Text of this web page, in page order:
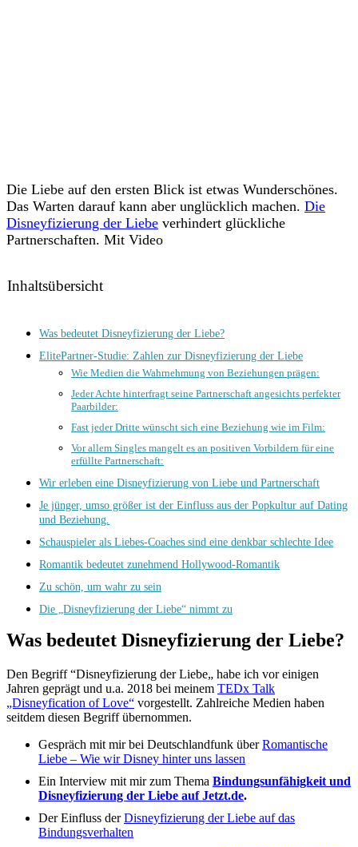
Die Liebe auf den ersten Blick ist etwas Wunderschönes.
Das Warten darauf kann aber unglücklich machen. Die
Disneyfizierung der Liebe verhindert glückliche
Partnerschaften. Mit Video
Inhaltsübersicht
Was bedeutet Disneyfizierung der Liebe?
ElitePartner-Studie: Zahlen zur Disneyfizierung der Liebe
Wie Medien die Wahrnehmung von Beziehungen prägen:
Jeder Achte hinterfragt seine Partnerschaft angesichts perfekter
Paarbilder:
Fast jeder Dritte wünscht sich eine Beziehung wie im Film:
Vor allem Singles mangelt es an positiven Vorbildern für eine
erfüllte Partnerschaft:
Wir erleben eine Disneyfizierung von Liebe und Partnerschaft
Je jünger, umso größer ist der Einfluss aus der Popkultur auf Dating
und Beziehung.
Schauspieler als Liebes-Coaches sind eine denkbar schlechte Idee
Romantik bedeutet zunehmend Hollywood-Romantik
Zu schön, um wahr zu sein
Die „Disneyfizierung der Liebe“ nimmt zu
Was bedeutet Disneyfizierung der Liebe?
Den Begriff “Disneyfizierung der Liebe„ habe ich vor einigen
Jahren geprägt und u.a. 2018 bei meinem TEDx Talk
„Disneyfication of Love“ vorgestellt. Zahlreiche Medien haben
seitdem diesen Begriff übernommen.
Gespräch mit mir bei Deutschlandfunk überRomantische
Liebe – Wie wir Disney hinter uns lassen
Ein Interview mit mir zum Thema Bindungsunfähigkeit und
Disneyfizierung der Liebe auf Jetzt.de.
Der Einfluss derDisneyfizierung der Liebe auf das
Bindungsverhalten